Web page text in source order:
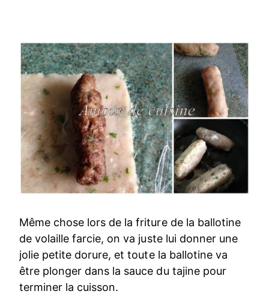
Même chose lors de la friture de la ballotine
de volaille farcie, on va juste lui donner une
jolie petite dorure, et toute la ballotine va
être plonger dans la sauce du tajine pour
terminer la cuisson.